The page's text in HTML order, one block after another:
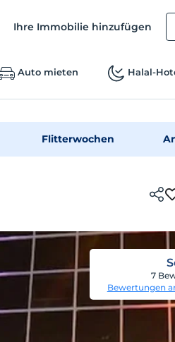
Ihre Immobilie hinzufügen
Auto mieten Halal-
Flitterwochen
7
Bewertungen